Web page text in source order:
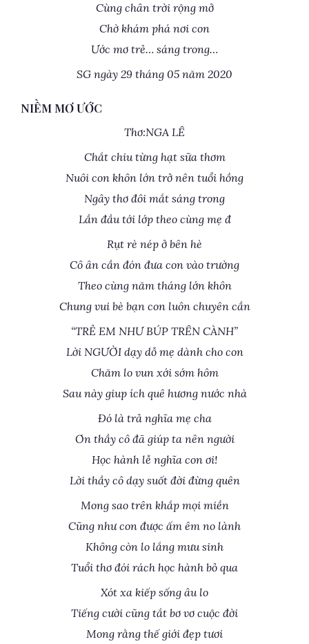
Cùng chân trời rộng mở
Chờ khám phá nơi con
Ước mơ trẻ… sáng trong…
SG ngày 29 tháng 05 năm 2020
NIỀM MƠ ƯỚC
Thơ:NGA LÊ
Chắt chiu từng hạt sữa thơm
Nuôi con khôn lớn trở nên tuổi hồng
Ngây thơ đôi mắt sáng trong
Lần đầu tới lớp theo cùng mẹ đ
Rụt rè nép ở bên hè
Cô ân cần đón đưa con vào trường
Theo cùng năm tháng lớn khôn
Chung vui bè bạn con luôn chuyên cần
“TRẺ EM NHƯ BÚP TRÊN CÀNH”
Lời NGƯỜI dạy dỗ mẹ dành cho con
Chăm lo vun xới sớm hôm
Sau này giup ích quê hương nước nhà
Đó là trả nghĩa mẹ cha
Ơn thầy cô đã giúp ta nên người
Học hành lễ nghĩa con ơi!
Lời thầy cô dạy suốt đời đừng quên
Mong sao trên khắp mọi miền
Cũng như con được ấm êm no lành
Không còn lo lắng mưu sinh
Tuổi thơ đói rách học hành bỏ qua
Xót xa kiếp sống âu lo
Tiếng cười cũng tắt bơ vơ cuộc đời
Mong rằng thế giới đẹp tươi